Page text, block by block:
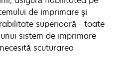
de imprimare şi
superioară - toate
sistem de imprimare
scuturarea